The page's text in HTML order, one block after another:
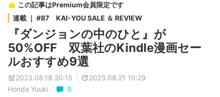
この記事はPremium会員限定です
連載 ｜ #87 KAI-YOU SALE ＆ REVIEW
『ダンジョンの中のひと』が
50%OFF 双葉社のKindle漫画セー
ルおすすめ9選
2023.08.18 20:15
2023.08.21 10:29
Honda Yuuki
0